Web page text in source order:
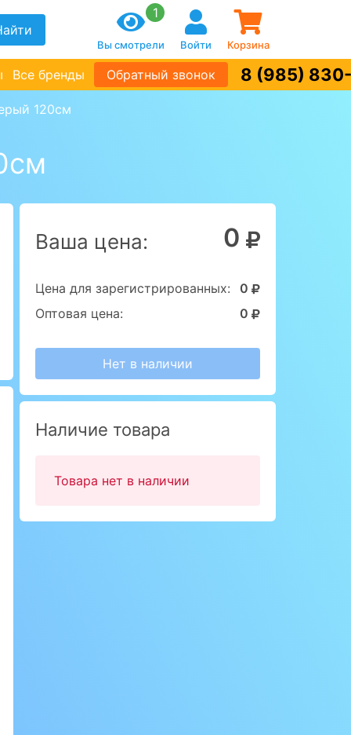
1
Вы смотрели Войти Корзина
Все бренды Обратный звонок 8 (985)
120см
Ваша цена: 0
Цена для зарегистрированных:
0
Оптовая цена:
0
Нет в наличии
Наличие товара
Товара нет в наличии